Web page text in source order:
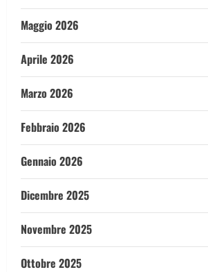
Maggio 2026
Aprile 2026
Marzo 2026
Febbraio 2026
Gennaio 2026
Dicembre 2025
Novembre 2025
Ottobre 2025